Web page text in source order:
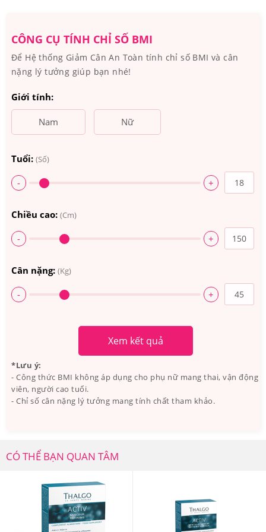
Xuất xứ: Pháp
Quy cách: Hộp 30 viên
Thành phần chủ yếu của Viên Uống Thalgo Menosvelt
Minceur Refining Hỗ Trợ Giảm Mỡ Bụng Dành Cho
Thành phần: Chiết xuất tảo Undaria pinnatifida, trà xanh
và cây tần bì.
Viên Uống Thalgo Menosvelt Minceur Refining giúp chị
3.Viên Uống Thalgo Menosvelt Minceur
Refining Hỗ Trợ Giảm Mỡ Bụng Dành Cho Phụ
CÔNG CỤ TÍNH CHỈ SỐ BMI
Để Hệ thống Giảm Cân An Toàn tính chỉ số BMI và cân
nặng lý tưởng giúp bạn nhé!
Giới tính:
Nam Nữ
Tuổi: (Số)
- +
Chiều cao: (Cm)
- +
Cân nặng: (Kg)
- +
Xem kết quả
*Lưu ý:
- Công thức BMI không áp dụng cho phụ nữ mang thai, vận động
viên, người cao tuổi.
- Chỉ số cân nặng lý tưởng mang tính chất tham khảo.
CÓ THỂ BẠN QUAN TÂM